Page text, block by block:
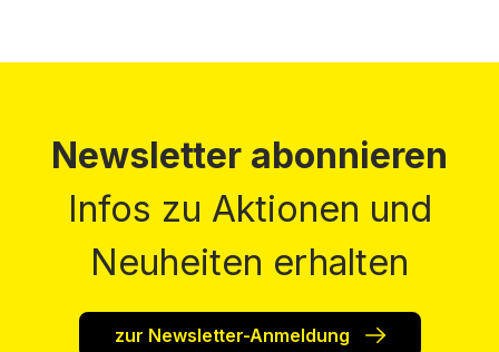
Newsletter abonnieren
Infos zu Aktionen und
Neuheiten erhalten
zur Newsletter-Anmeldung